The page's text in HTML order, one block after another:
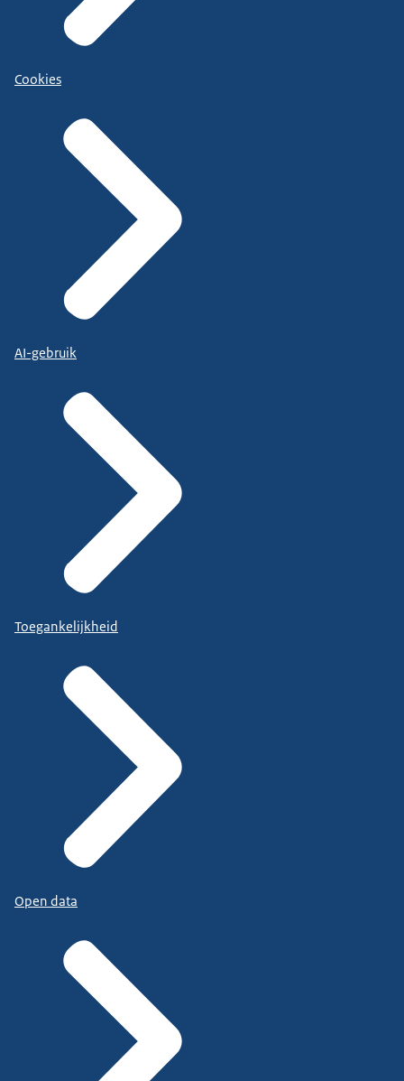
Cookies
AI-gebruik
Toegankelijkheid
Open data